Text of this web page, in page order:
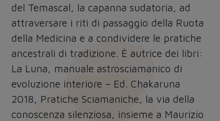
del Temascal, la capanna sudatoria, ad
attraversare i riti di passaggio della Ruota
della Medicina e a condividere le pratiche
ancestrali di tradizione. È autrice dei libri:
La Luna, manuale astrosciamanico di
evoluzione interiore – Ed. Chakaruna
2018, Pratiche Sciamaniche, la via della
conoscenza silenziosa, insieme a Maurizio